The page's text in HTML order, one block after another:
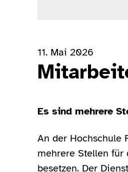
11. Mai 2026
Es sind mehrere
An der Hochschule
mehrere Stellen für
besetzen. Der